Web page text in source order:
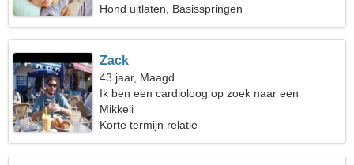
Hond uitlaten, Basisspringen
Zack
43 jaar, Maagd
Ik ben een cardioloog op zoek naar een
vriendelijke vrouw
Mikkeli
Korte termijn relatie